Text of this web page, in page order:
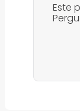
Este